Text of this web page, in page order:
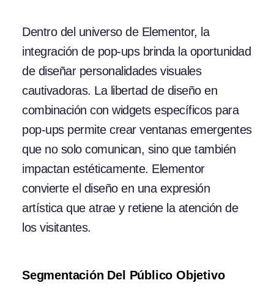
Dentro del universo de Elementor, la
integración de pop-ups brinda la oportunidad
de diseñar personalidades visuales
cautivadoras. La libertad de diseño en
combinación con widgets específicos para
pop-ups permite crear ventanas emergentes
que no solo comunican, sino que también
impactan estéticamente. Elementor
convierte el diseño en una expresión
artística que atrae y retiene la atención de
los visitantes.
Segmentación Del Público Objetivo